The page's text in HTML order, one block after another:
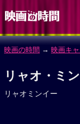
映画の時間 → 映画キャ
リャオ・ミ
リャオミンイー